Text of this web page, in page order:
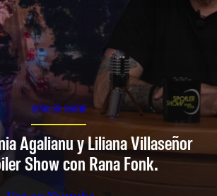
SPOILER SHOW
Agalianu y Liliana Villaseñor
Show con Rana Fonk.